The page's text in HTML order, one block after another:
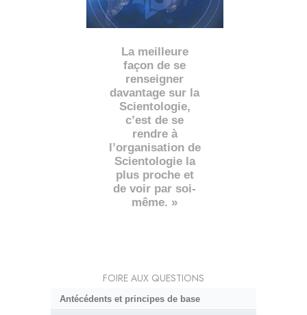
La meilleure
façon de se
renseigner
davantage sur la
Scientologie,
c’est de se
rendre à
l’organisation de
Scientologie la
plus proche et
de voir par soi-
même. »
FOIRE AUX QUESTIONS
Antécédents et principes de base